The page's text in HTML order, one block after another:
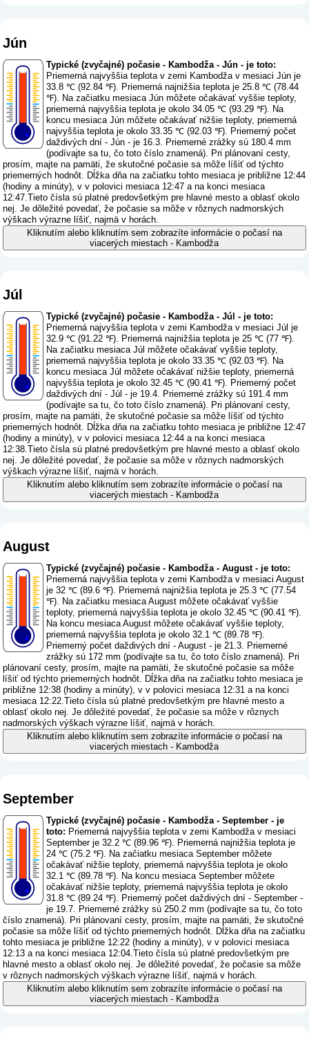
Jún
Typické (zvyčajné) počasie - Kambodža - Jún - je toto:
Priemerná najvyššia teplota v zemi Kambodža v mesiaci Jún je
33.8 ℃ (92.84 ℉). Priemerná najnižšia teplota je 25.8 ℃ (78.44
℉). Na začiatku mesiaca Jún môžete očakávať vyššie teploty,
priemerná najvyššia teplota je okolo 34.05 ℃ (93.29 ℉). Na
koncu mesiaca Jún môžete očakávať nižšie teploty, priemerná
najvyššia teplota je okolo 33.35 ℃ (92.03 ℉). Priemerný počet
daždivých dní - Jún - je 16.3. Priemerné zrážky sú 180.4 mm
(podívajte sa tu, čo toto číslo znamená). Pri plánovaní cesty,
prosím, majte na pamäti, že skutočné počasie sa môže líšiť od týchto
priemerných hodnôt. Dĺžka dňa na začiatku tohto mesiaca je približne 12:44
(hodiny a minúty), v v polovici mesiaca 12:47 a na konci mesiaca
12:47.Tieto čísla sú platné predovšetkým pre hlavné mesto a oblasť okolo
nej. Je dôležité povedať, že počasie sa môže v rôznych nadmorských
výškach výrazne líšiť, najmä v horách.
Kliknutím alebo kliknutím sem zobrazíte informácie o počasí na
viacerých miestach - Kambodža
Júl
Typické (zvyčajné) počasie - Kambodža - Júl - je toto:
Priemerná najvyššia teplota v zemi Kambodža v mesiaci Júl je
32.9 ℃ (91.22 ℉). Priemerná najnižšia teplota je 25 ℃ (77 ℉).
Na začiatku mesiaca Júl môžete očakávať vyššie teploty,
priemerná najvyššia teplota je okolo 33.35 ℃ (92.03 ℉). Na
koncu mesiaca Júl môžete očakávať nižšie teploty, priemerná
najvyššia teplota je okolo 32.45 ℃ (90.41 ℉). Priemerný počet
daždivých dní - Júl - je 19.4. Priemerné zrážky sú 191.4 mm
(podívajte sa tu, čo toto číslo znamená). Pri plánovaní cesty,
prosím, majte na pamäti, že skutočné počasie sa môže líšiť od týchto
priemerných hodnôt. Dĺžka dňa na začiatku tohto mesiaca je približne 12:47
(hodiny a minúty), v v polovici mesiaca 12:44 a na konci mesiaca
12:38.Tieto čísla sú platné predovšetkým pre hlavné mesto a oblasť okolo
nej. Je dôležité povedať, že počasie sa môže v rôznych nadmorských
výškach výrazne líšiť, najmä v horách.
Kliknutím alebo kliknutím sem zobrazíte informácie o počasí na
viacerých miestach - Kambodža
August
Typické (zvyčajné) počasie - Kambodža - August - je toto:
Priemerná najvyššia teplota v zemi Kambodža v mesiaci August
je 32 ℃ (89.6 ℉). Priemerná najnižšia teplota je 25.3 ℃ (77.54
℉). Na začiatku mesiaca August môžete očakávať vyššie
teploty, priemerná najvyššia teplota je okolo 32.45 ℃ (90.41 ℉).
Na koncu mesiaca August môžete očakávať vyššie teploty,
priemerná najvyššia teplota je okolo 32.1 ℃ (89.78 ℉).
Priemerný počet daždivých dní - August - je 21.3. Priemerné
zrážky sú 172 mm (podívajte sa tu, čo toto číslo znamená). Pri
plánovaní cesty, prosím, majte na pamäti, že skutočné počasie sa môže
líšiť od týchto priemerných hodnôt. Dĺžka dňa na začiatku tohto mesiaca je
približne 12:38 (hodiny a minúty), v v polovici mesiaca 12:31 a na konci
mesiaca 12:22.Tieto čísla sú platné predovšetkým pre hlavné mesto a
oblasť okolo nej. Je dôležité povedať, že počasie sa môže v rôznych
nadmorských výškach výrazne líšiť, najmä v horách.
Kliknutím alebo kliknutím sem zobrazíte informácie o počasí na
viacerých miestach - Kambodža
September
Typické (zvyčajné) počasie - Kambodža - September - je
toto: Priemerná najvyššia teplota v zemi Kambodža v mesiaci
September je 32.2 ℃ (89.96 ℉). Priemerná najnižšia teplota je
24 ℃ (75.2 ℉). Na začiatku mesiaca September môžete
očakávať nižšie teploty, priemerná najvyššia teplota je okolo
32.1 ℃ (89.78 ℉). Na koncu mesiaca September môžete
očakávať nižšie teploty, priemerná najvyššia teplota je okolo
31.8 ℃ (89.24 ℉). Priemerný počet daždivých dní - September -
je 19.7. Priemerné zrážky sú 250.2 mm (podívajte sa tu, čo toto
číslo znamená). Pri plánovaní cesty, prosím, majte na pamäti, že skutočné
počasie sa môže líšiť od týchto priemerných hodnôt. Dĺžka dňa na začiatku
tohto mesiaca je približne 12:22 (hodiny a minúty), v v polovici mesiaca
12:13 a na konci mesiaca 12:04.Tieto čísla sú platné predovšetkým pre
hlavné mesto a oblasť okolo nej. Je dôležité povedať, že počasie sa môže
v rôznych nadmorských výškach výrazne líšiť, najmä v horách.
Kliknutím alebo kliknutím sem zobrazíte informácie o počasí na
viacerých miestach - Kambodža